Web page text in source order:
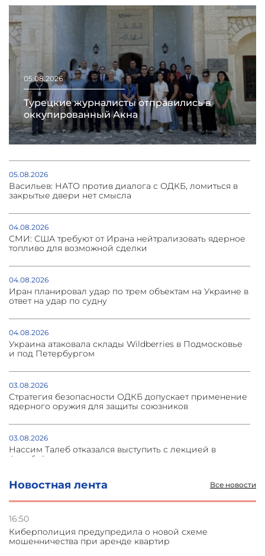
Новостная лента Все новости
16:50
Киберполиция предупредила о новой схеме
мошенничества при аренде квартир
05.08.2026
Турецкие журналисты отправились в
оккупированный Акна
05.08.2026
Васильев: НАТО против диалога с ОДКБ, ломиться в
закрытые двери нет смысла
04.08.2026
СМИ: США требуют от Ирана нейтрализовать ядерное
топливо для возможной сделки
04.08.2026
Иран планировал удар по трем объектам на Украине в
ответ на удар по судну
04.08.2026
Украина атаковала склады Wildberries в Подмосковье
и под Петербургом
03.08.2026
Стратегия безопасности ОДКБ допускает применение
ядерного оружия для защиты союзников
03.08.2026
Нассим Талеб отказался выступить с лекцией в
Азербайджане
31.07.2026
Сотрудничество и очереди – детали визита главы
31.07.2026